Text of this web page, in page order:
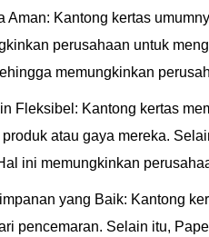
Aman: Kantong kertas
perusahaan untuk
memungkinkan
Fleksibel: Kantong kertas
atau gaya mereka.
ini memungkinkan
yang Baik: Kantong
pencemaran. Selain itu,